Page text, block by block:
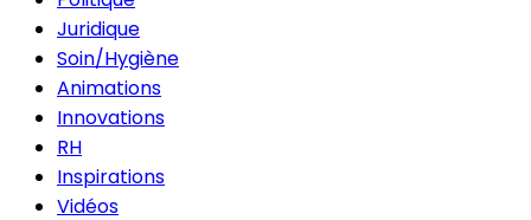
Juridique
Soin/Hygiène
Animations
Innovations
RH
Inspirations
Vidéos